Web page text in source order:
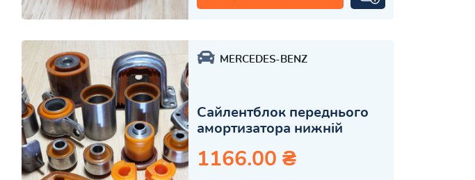
MERCEDES-BENZ
Сайлентблок переднього
амортизатора нижній
1166.00 ₴